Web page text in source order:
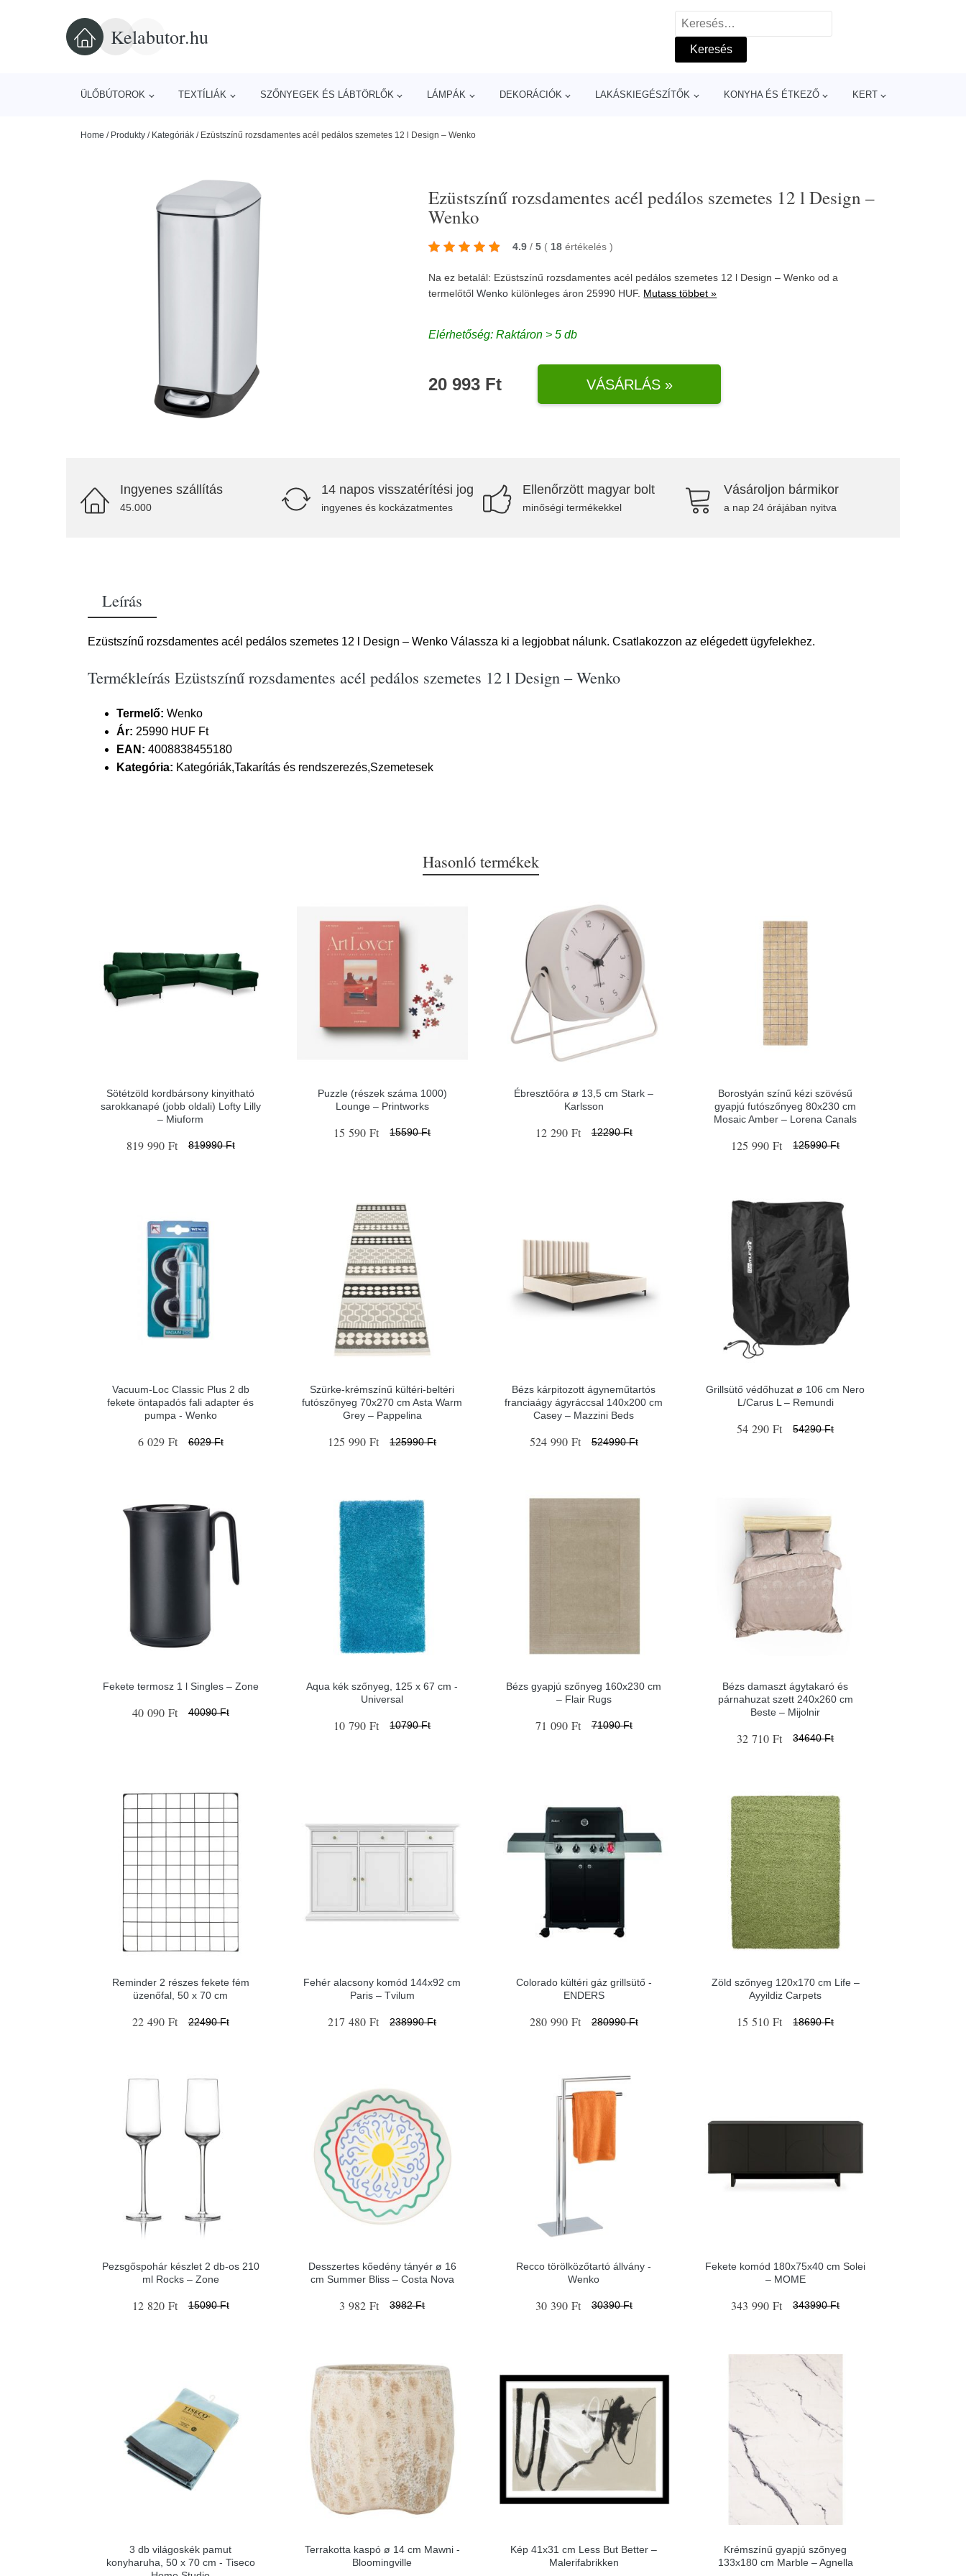
Kelabutor.hu
Keresés:
ÜLŐBÚTOROK TEXTÍLIÁK SZŐNYEGEK ÉS LÁBTÖRLŐK LÁMPÁK DEKORÁCIÓK LAKÁSKIEGÉSZÍTŐK KONYHA ÉS ÉTKEZŐ KERT
Home / Produkty / Kategóriák / Ezüstszínű rozsdamentes acél pedálos szemetes 12 l Design – Wenko
Ezüstszínű rozsdamentes acél pedálos szemetes 12 l Design –
Wenko
4.9 / 5 ( 18 értékelés)
Na ez betalál: Ezüstszínű rozsdamentes acél pedálos szemetes 12 l Design – Wenko od a
termelőtőlWenko különleges áron 25990 HUF. Mutass többet »
Elérhetőség: Raktáron > 5 db
20 993 Ft VÁSÁRLÁS »
Ingyenes szállítás
45.000
14 napos visszatérítési jog
ingyenes és kockázatmentes
Ellenőrzött magyar bolt
minőségi termékekkel
Vásároljon bármikor
a nap 24 órájában nyitva
Leírás
Ezüstszínű rozsdamentes acél pedálos szemetes 12 l Design – Wenko Válassza ki a legjobbat nálunk. Csatlakozzon az elégedett ügyfelekhez.
Termékleírás Ezüstszínű rozsdamentes acél pedálos szemetes 12 l Design – Wenko
Termelő: Wenko
Ár: 25990 HUF Ft
EAN: 4008838455180
Kategória: Kategóriák,Takarítás és rendszerezés,Szemetesek
Hasonló termékek
Sötétzöld kordbársony kinyitható
sarokkanapé (jobb oldali) Lofty Lilly
– Miuform
819 990 Ft 819990 Ft
Puzzle (részek száma 1000)
Lounge – Printworks
15 590 Ft 15590 Ft
Ébresztőóra ø 13,5 cm Stark –
Karlsson
12 290 Ft 12290 Ft
Borostyán színű kézi szövésű
gyapjú futószőnyeg 80x230 cm
Mosaic Amber – Lorena Canals
125 990 Ft 125990 Ft
Vacuum-Loc Classic Plus 2 db
fekete öntapadós fali adapter és
pumpa - Wenko
6 029 Ft 6029 Ft
Szürke-krémszínű kültéri-beltéri
futószőnyeg 70x270 cm Asta Warm
Grey – Pappelina
125 990 Ft 125990 Ft
Bézs kárpitozott ágyneműtartós
franciaágy ágyráccsal 140x200 cm
Casey – Mazzini Beds
524 990 Ft 524990 Ft
Grillsütő védőhuzat ø 106 cm Nero
L/Carus L – Remundi
54 290 Ft 54290 Ft
Fekete termosz 1 l Singles – Zone
40 090 Ft 40090 Ft
Aqua kék szőnyeg, 125 x 67 cm -
Universal
10 790 Ft 10790 Ft
Bézs gyapjú szőnyeg 160x230 cm
– Flair Rugs
71 090 Ft 71090 Ft
Bézs damaszt ágytakaró és
párnahuzat szett 240x260 cm
Beste – Mijolnir
32 710 Ft 34640 Ft
Reminder 2 részes fekete fém
üzenőfal, 50 x 70 cm
22 490 Ft 22490 Ft
Fehér alacsony komód 144x92 cm
Paris – Tvilum
217 480 Ft 238990 Ft
Colorado kültéri gáz grillsütő -
ENDERS
280 990 Ft 280990 Ft
Zöld szőnyeg 120x170 cm Life –
Ayyildiz Carpets
15 510 Ft 18690 Ft
Pezsgőspohár készlet 2 db-os 210
ml Rocks – Zone
12 820 Ft 15090 Ft
Desszertes kőedény tányér ø 16
cm Summer Bliss – Costa Nova
3 982 Ft 3982 Ft
Recco törölközőtartó állvány -
Wenko
30 390 Ft 30390 Ft
Fekete komód 180x75x40 cm Solei
– MOME
343 990 Ft 343990 Ft
3 db világoskék pamut
konyharuha, 50 x 70 cm - Tiseco
Terrakotta kaspó ø 14 cm Mawni -
Bloomingville
Kép 41x31 cm Less But Better –
Malerifabrikken
Krémszínű gyapjú szőnyeg
133x180 cm Marble – Agnella